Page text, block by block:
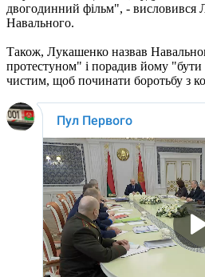
двогодинний фільм", - висловився
Навального.
Також, Лукашенко назвав
протестуном" і порадив йому
чистим, щоб починати боротьбу з